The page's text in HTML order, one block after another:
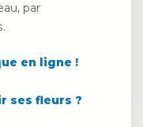
par
en ligne !
ses fleurs ?